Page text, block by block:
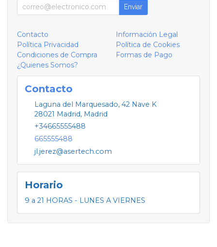
Enviar
Contacto
Información Legal
Política Privacidad
Política de Cookies
Condiciones de Compra
Formas de Pago
¿Quienes Somos?
Contacto
Laguna del Marquesado, 42 Nave K
28021 Madrid, Madrid
+34665555488
665555488
jl.jerez@asertech.com
Horario
9 a 21 HORAS - LUNES A VIERNES